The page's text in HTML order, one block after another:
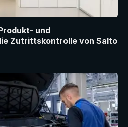
und
Zutrittskontrolle von Salto